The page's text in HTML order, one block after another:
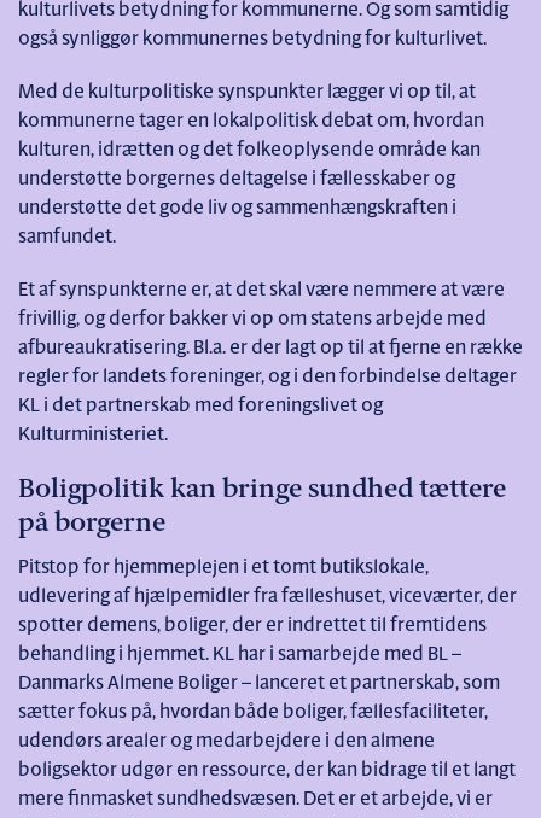
kulturlivets betydning for kommunerne. Og som samtidig
også synliggør kommunernes betydning for kulturlivet.
Med de kulturpolitiske synspunkter lægger vi op til, at
kommunerne tager en lokalpolitisk debat om, hvordan
kulturen, idrætten og det folkeoplysende område kan
understøtte borgernes deltagelse i fællesskaber og
understøtte det gode liv og sammenhængskraften i
samfundet.
Et af synspunkterne er, at det skal være nemmere at være
frivillig, og derfor bakker vi op om statens arbejde med
afbureaukratisering. Bl.a. er der lagt op til at fjerne en række
regler for landets foreninger, og i den forbindelse deltager
KL i det partnerskab med foreningslivet og
Kulturministeriet.
Boligpolitik kan bringe sundhed tættere
på borgerne
Pitstop for hjemmeplejen i et tomt butikslokale,
udlevering af hjælpemidler fra fælleshuset, viceværter, der
spotter demens, boliger, der er indrettet til fremtidens
behandling i hjemmet. KL har i samarbejde med BL –
Danmarks Almene Boliger – lanceret et partnerskab, som
sætter fokus på, hvordan både boliger, fællesfaciliteter,
udendørs arealer og medarbejdere i den almene
boligsektor udgør en ressource, der kan bidrage til et langt
mere finmasket sundhedsvæsen. Det er et arbejde, vi er